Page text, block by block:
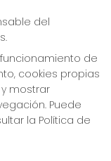
Receptor
del
de
cookies propias
mostrar
Puede
la Política de